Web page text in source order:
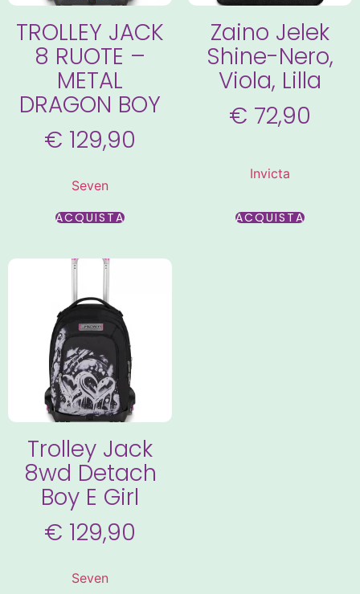
TROLLEY JACK
8 RUOTE –
METAL
DRAGON BOY
€ 129,90
Seven
ACQUISTA
Zaino Jelek
Shine-Nero,
Viola, Lilla
€ 72,90
Invicta
ACQUISTA
Trolley Jack
8wd Detach
Boy E Girl
€ 129,90
Seven